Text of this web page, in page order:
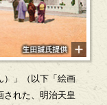
）」（以下「絵画
された、明治天皇